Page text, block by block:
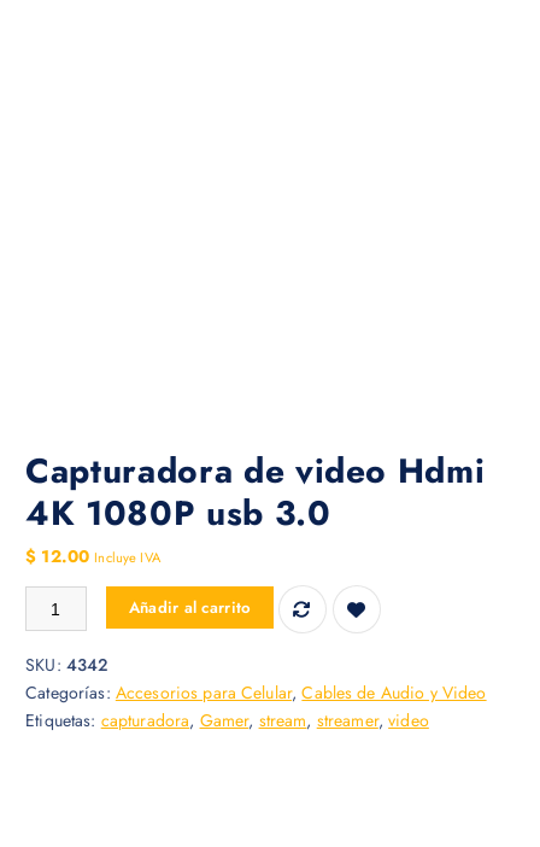
Capturadora de video Hdmi
4K 1080P usb 3.0
$ 12.00 Incluye IVA
Capturadora de video Hdmi 4K 1080P usb 3.0 cantidad
Añadir al carrito
SKU: 4342
Categorías: Accesorios para Celular,Cables de Audio y Video
Etiquetas: capturadora, Gamer, stream, streamer,video